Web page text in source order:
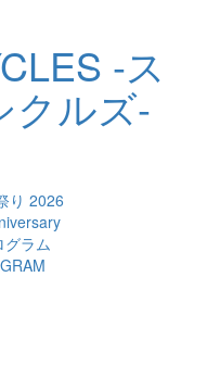
り 2026
グラム